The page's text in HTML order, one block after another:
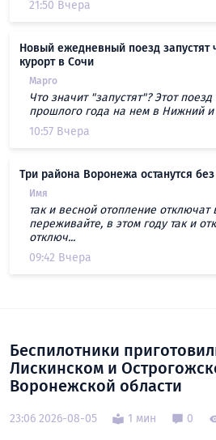
21:50 Вчера
Новый ежедневный поезд запустят
курорт в Сочи
Марго
Что значит "запустят"? Этот
прошлого года на нем в Нижний и
10:57 Вчера
Три района Воронежа останутся
Имя
так и весной отопление отключат
переживайте, в этом году так и
отключ...
09:42 Вчера
Беспилотники
Лискинском и
Воронежской области
23:06 2026-08-05 1 мин 0